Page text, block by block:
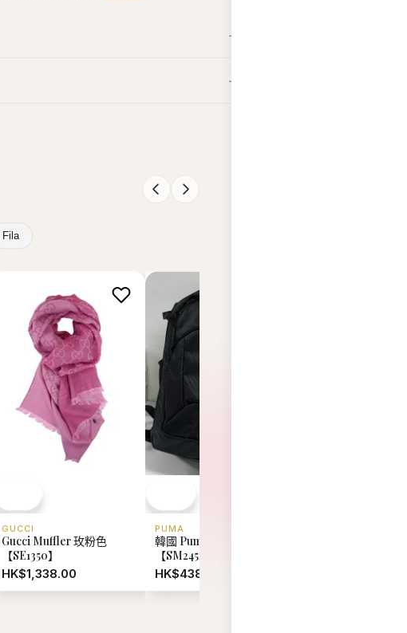
Fila
GUCCI
Gucci Muffler 玫粉色
【SE1350】
HK$1,338.00
PUMA
韓國 Puma 背囊
【SM2452】
HK$438.00